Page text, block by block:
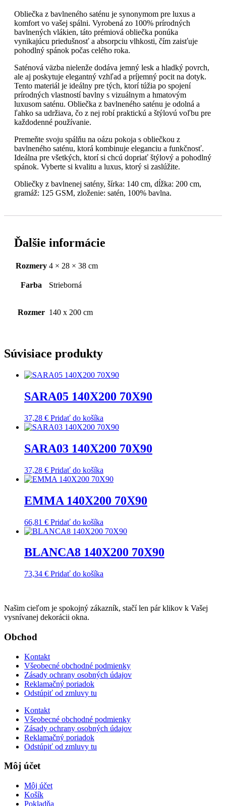
Obliečka z bavlneného saténu je synonymom pre luxus a
komfort vo vašej spálni. Vyrobená zo 100% prírodných
bavlnených vlákien, táto prémiová obliečka ponúka
vynikajúcu priedušnosť a absorpciu vlhkosti, čím zaisťuje
pohodlný spánok počas celého roka.
Saténová väzba nielenže dodáva jemný lesk a hladký povrch,
ale aj poskytuje elegantný vzhľad a príjemný pocit na dotyk.
Tento materiál je ideálny pre tých, ktorí túžia po spojení
prírodných vlastností bavlny s vizuálnym a hmatovým
luxusom saténu. Obliečka z bavlneného saténu je odolná a
ľahko sa udržiava, čo z nej robí praktickú a štýlovú voľbu pre
každodenné používanie.
Premeňte svoju spálňu na oázu pokoja s obliečkou z
bavlneného saténu, ktorá kombinuje eleganciu a funkčnosť.
Ideálna pre všetkých, ktorí si chcú dopriať štýlový a pohodlný
spánok. Vyberte si kvalitu a luxus, ktorý si zaslúžite.
Obliečky z bavlnenej satény, šírka: 140 cm, dĺžka: 200 cm,
gramáž: 125 GSM, zloženie: satén, 100% bavlna.
Ďalšie informácie
Rozmery 4 × 28 × 38 cm
Farba Strieborná
Rozmer 140 x 200 cm
Súvisiace produkty
SARA05 140X200 70X90
37,28 € Pridať do košíka
SARA03 140X200 70X90
37,28 € Pridať do košíka
EMMA 140X200 70X90
66,81 € Pridať do košíka
BLANCA8 140X200 70X90
73,34 € Pridať do košíka
Našim cieľom je spokojný zákazník, stačí len pár klikov k Vašej
vysnívanej dekorácii okna.
Obchod
Kontakt
Všeobecné obchodné podmienky
Zásady ochrany osobných údajov
Reklamačný poriadok
Odstúpiť od zmluvy tu
Kontakt
Všeobecné obchodné podmienky
Zásady ochrany osobných údajov
Reklamačný poriadok
Odstúpiť od zmluvy tu
Môj účet
Môj účet
Košík
Pokladňa